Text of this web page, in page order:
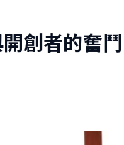
創者的奮鬥